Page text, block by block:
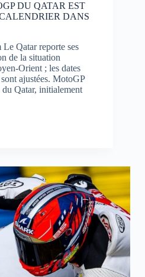
DU QATAR EST
DANS
Qatar reporte ses
de la situation
Orient ; les dates
ajustées. MotoGP
Qatar, initialement